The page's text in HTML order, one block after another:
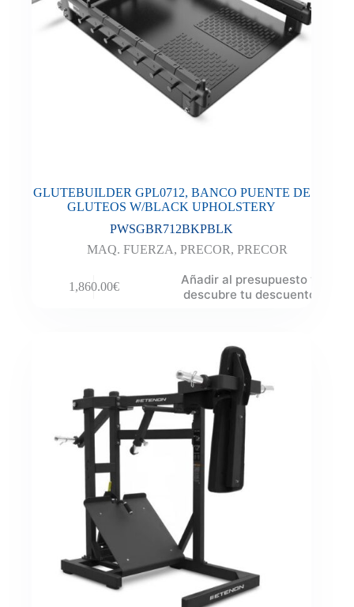
GLUTEBUILDER GPL0712, BANCO PUENTE DE
GLUTEOS W/BLACK UPHOLSTERY
PWSGBR712BKPBLK
MAQ. FUERZA,PRECOR,PRECOR
1,860.00€
Añadir al presupuesto y
descubre tu descuento